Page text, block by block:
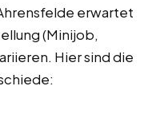
erwartet
(Minijob,
Hier sind die